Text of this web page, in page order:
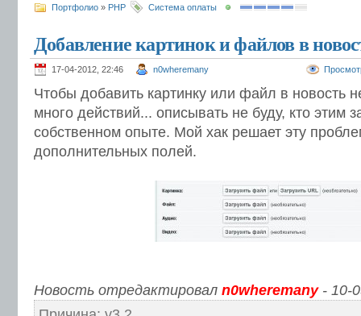
Портфолио » PHP Система оплаты
Добавление картинок и файлов в
17-04-2012, 22:46 n0wheremany
Чтобы добавить картинку или файл в новость
много действий... описывать не буду, кто этим
собственном опыте. Мой хак решает эту
дополнительных полей.
Новость отредактировал n0wheremany- 10-